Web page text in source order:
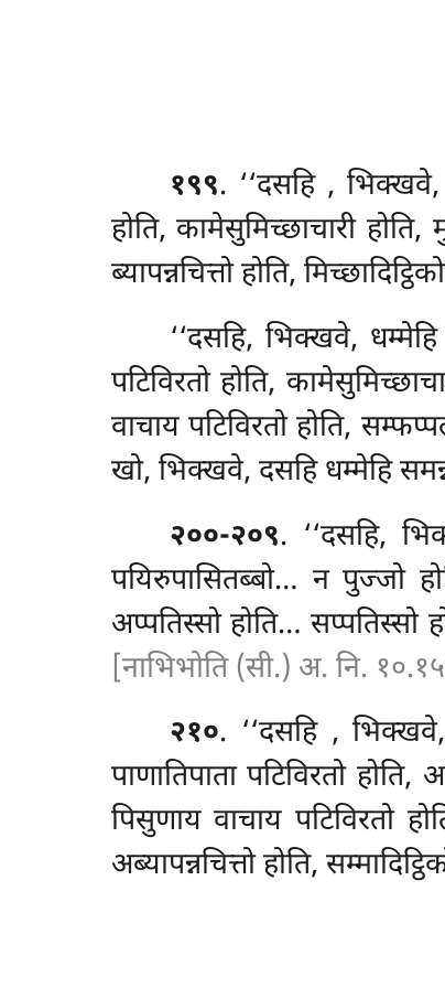
१९९. ‘‘दसहि , भिक्खवे,
होति, कामेसुमिच्छाचारी
ब्यापन्नचित्तो होति,
‘‘दसहि, भिक्खवे, धम्मेहि
पटिविरतो होति,
वाचाय पटिविरतोहोति,
खो, भिक्खवे, दसहि धम्मेहि
२००-२०९. ‘‘दसहि,
पयिरुपासितब्बो… न पुज्जो
अप्पतिस्सो होति…
[नाभिभोति (सी.) अ. नि.
२१०. ‘‘दसहि ,
पाणातिपाता पटिविरतो होति,
पिसुणाय वाचाय पटिविरतो
अब्यापन्नचित्तो होति,